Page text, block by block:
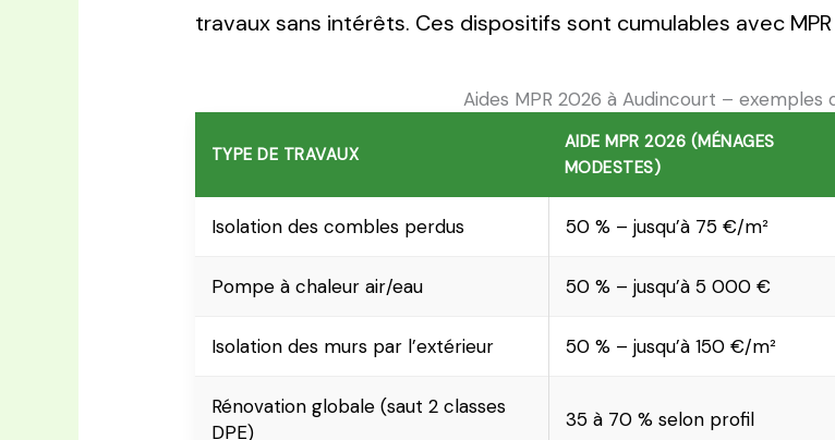
travaux sans intérêts. Ces dispositifs sont cumulables avec
Aides MPR 2026 à Audincourt – exemples
TYPE DE TRAVAUX
AIDE MPR 2026 (MÉNAGES
MODESTES)
Isolation des combles perdus 50 % – jusqu’à 75 €/m²
Pompe à chaleur air/eau 50 % – jusqu’à 5 000 €
Isolation des murs par l’extérieur 50 % – jusqu’à 150 €/m²
Rénovation globale (saut 2 classes
DPE)
35 à 70 % selon profil